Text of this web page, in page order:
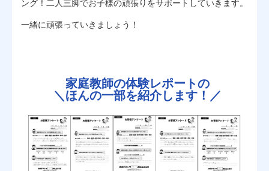
一緒に頑張っていきましょう！
家庭教師の体験レポートの
＼ほんの一部を紹介します！／